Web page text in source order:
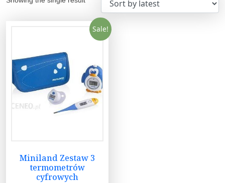
Sale!
Miniland Zestaw 3
termometrów
cyfrowych